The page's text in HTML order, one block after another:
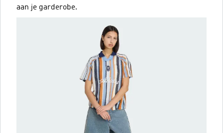
aan je garderobe.